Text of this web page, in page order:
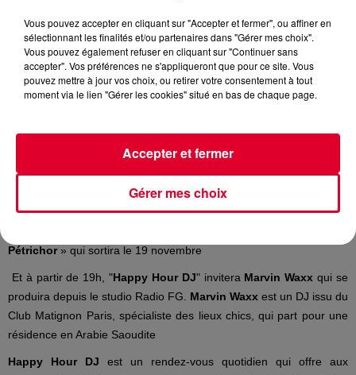
Enfant Sauvage
Crédit :
Enfant Sauvage
Antoine Baduel dans son émission
Pétrichor» qui sortira le 19 novembre
Et à partir de 19h, "Happy Hour DJ" invitera Marvin Waxx qui se
produira depuis le studio Radio FG. Marvin Waxx est un DJ issu du
Club Matignon Paris, spécialiste des lieux chics, qui part pour une
résidence en Arabie Saoudite
Happy Hour DJ est un rendez-vous quotidien qui offre aux
Vous pouvez accepter en cliquant sur "Accepter et fermer", ou affiner en
sélectionnant les finalités et/ou partenaires dans "Gérer mes choix".
Vous pouvez également refuser en cliquant sur "Continuer sans
accepter". Vos préférences ne s'appliqueront que pour ce site. Vous
pouvez mettre à jour vos choix, ou retirer votre consentement à tout
moment via le lien "Gérer les cookies" situé en bas de chaque page.
Gérer mes choix
Accepter et fermer